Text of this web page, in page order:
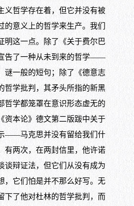
义哲学存在着，但它并没有被
的意义上的哲学来生产。我们
明这一点。除了《关于费尔巴
告了一种从未到来的哲学——
谜一般的短句；除了《德意志
哲学批判，其矛头所指的新黑
哲学都笼罩在意识形态虚无的
资本论》德文第二版跋中关于
——马克思并没有留给我们什
有两次，在两封信里，他许诺
谈辩证法，但它们从没有成为
，它们怕是并不那么好写。无
下了他对杜林的哲学批判，而